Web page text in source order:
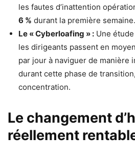
les fautes d’inattention
6 % durant la première semaine.
Le « Cyberloafing » : Une
les dirigeants passent en
par jour à naviguer de manière
durant cette phase de
concentration.
Le changement
réellement